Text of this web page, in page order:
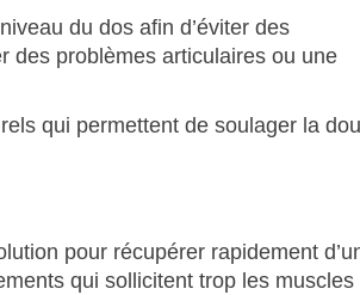
du dos afin d’éviter des
des problèmes articulaires ou une
qui permettent de soulager la
pour récupérer rapidement
qui sollicitent trop les muscles